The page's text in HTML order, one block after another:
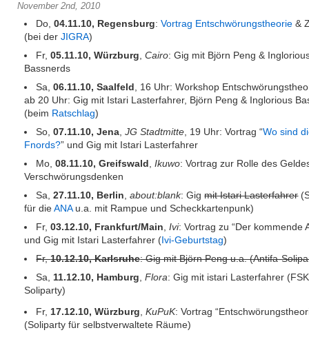
November 2nd, 2010
Do,04.11.10, Regensburg:Vortrag Entschwörungstheorie &
(bei derJIGRA)
Fr,05.11.10, Würzburg ,Cairo: Gig mit Björn Peng &
Bassnerds
Sa,06.11.10, Saalfeld , 16 Uhr: Workshop
ab 20 Uhr: Gig mit Istari Lasterfahrer, Björn Peng & Inglorious
(beim Ratschlag)
So,07.11.10, Jena ,JG Stadtmitte , 19 Uhr: Vortrag “Wo sind
Fnords?” und Gig mit Istari Lasterfahrer
Mo,08.11.10, Greifswald ,Ikuwo: Vortrag zur Rolle des
Verschwörungsdenken
Sa,27.11.10, Berlin ,about:blank: Gigmit Istari Lasterfahrer
für dieANAu.a. mit Rampue und Scheckkartenpunk)
Fr,03.12.10, Frankfurt/Main ,Ivi: Vortrag zu “Der kommende
und Gig mit Istari Lasterfahrer (Ivi-Geburtstag)
Fr,10.12.10, Karlsruhe: Gig mit Björn Peng u.a. (Antifa-
Sa, 11.12.10, Hamburg ,Flora: Gig mit istari Lasterfahrer
Soliparty)
Fr, 17.12.10, Würzburg ,KuPuK: Vortrag
(Soliparty für selbstverwaltete Räume)